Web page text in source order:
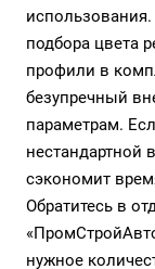
использования.
подбора цвета
профили в
безупречный
параметрам.
сэкономит
Обратитесь в
нужное